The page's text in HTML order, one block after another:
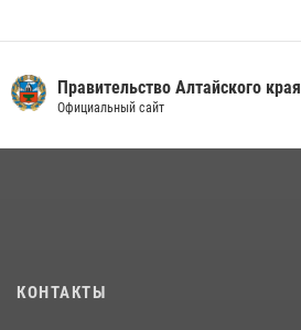
Правительство Алтайского края
Официальный сайт
КОНТАКТЫ